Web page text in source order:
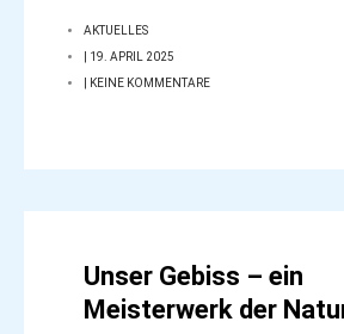
AKTUELLES
19. APRIL 2025
KEINE KOMMENTARE
Unser Gebiss – ein
Meisterwerk der